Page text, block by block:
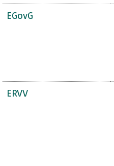
EGovG
ERVV